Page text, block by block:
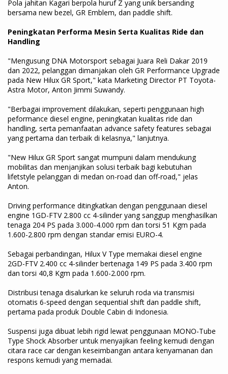
Pola jahitan Kagari berpola huruf Z yang unik bersanding
bersama new bezel, GR Emblem, dan paddle shift.
Peningkatan Performa Mesin Serta Kualitas Ride dan
Handling
"Mengusung DNA Motorsport sebagai Juara Reli Dakar 2019
dan 2022, pelanggan dimanjakan oleh GR Performance Upgrade
pada New Hilux GR Sport," kata Marketing Director PT Toyota-
Astra Motor, Anton Jimmi Suwandy.
"Berbagai improvement dilakukan, seperti penggunaan high
peformance diesel engine, peningkatan kualitas ride dan
handling, serta pemanfaatan advance safety features sebagai
yang pertama dan terbaik di kelasnya," lanjutnya.
"New Hilux GR Sport sangat mumpuni dalam mendukung
mobilitas dan menjanjikan solusi terbaik bagi kebutuhan
lifetstyle pelanggan di medan on-road dan off-road," jelas
Anton.
Driving performance ditingkatkan dengan penggunaan diesel
engine 1GD-FTV 2.800 cc 4-silinder yang sanggup menghasilkan
tenaga 204 PS pada 3.000-4.000 rpm dan torsi 51 Kgm pada
1.600-2.800 rpm dengan standar emisi EURO-4.
Sebagai perbandingan, Hilux V Type memakai diesel engine
2GD-FTV 2.400 cc 4-silinder bertenaga 149 PS pada 3.400 rpm
dan torsi 40,8 Kgm pada 1.600-2.000 rpm.
Distribusi tenaga disalurkan ke seluruh roda via transmisi
otomatis 6-speed dengan sequential shift dan paddle shift,
pertama pada produk Double Cabin di Indonesia.
Suspensi juga dibuat lebih rigid lewat penggunaan MONO-Tube
Type Shock Absorber untuk menyajikan feeling kemudi dengan
citara race car dengan keseimbangan antara kenyamanan dan
respons kemudi yang memadai.